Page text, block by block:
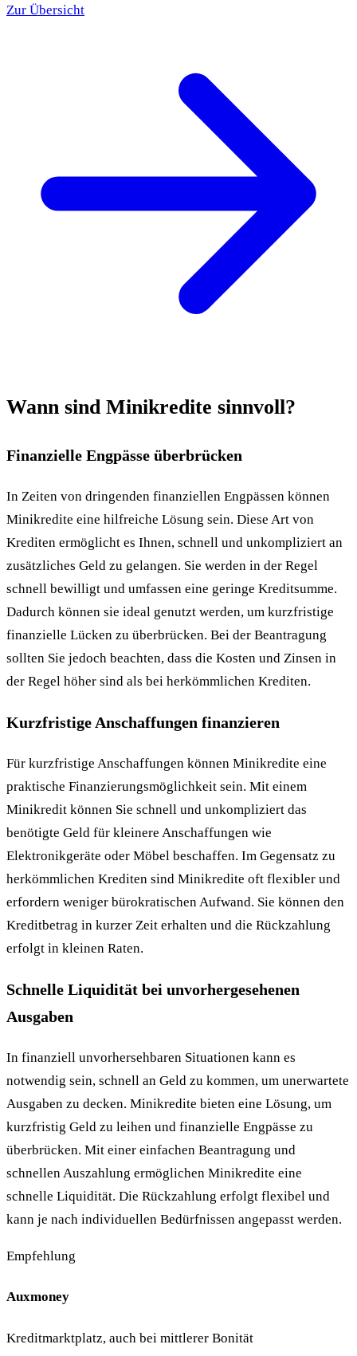
Zur Übersicht
Wann sind Minikredite sinnvoll?
Finanzielle Engpässe überbrücken
In Zeiten von dringenden finanziellen Engpässen können
Minikredite eine hilfreiche Lösung sein. Diese Art von
Krediten ermöglicht es Ihnen, schnell und unkompliziert an
zusätzliches Geld zu gelangen. Sie werden in der Regel
schnell bewilligt und umfassen eine geringe Kreditsumme.
Dadurch können sie ideal genutzt werden, um kurzfristige
finanzielle Lücken zu überbrücken. Bei der Beantragung
sollten Sie jedoch beachten, dass die Kosten und Zinsen in
der Regel höher sind als bei herkömmlichen Krediten.
Kurzfristige Anschaffungen finanzieren
Für kurzfristige Anschaffungen können Minikredite eine
praktische Finanzierungsmöglichkeit sein. Mit einem
Minikredit können Sie schnell und unkompliziert das
benötigte Geld für kleinere Anschaffungen wie
Elektronikgeräte oder Möbel beschaffen. Im Gegensatz zu
herkömmlichen Krediten sind Minikredite oft flexibler und
erfordern weniger bürokratischen Aufwand. Sie können den
Kreditbetrag in kurzer Zeit erhalten und die Rückzahlung
erfolgt in kleinen Raten.
Schnelle Liquidität bei unvorhergesehenen
Ausgaben
In finanziell unvorhersehbaren Situationen kann es
notwendig sein, schnell an Geld zu kommen, um unerwartete
Ausgaben zu decken. Minikredite bieten eine Lösung, um
kurzfristig Geld zu leihen und finanzielle Engpässe zu
überbrücken. Mit einer einfachen Beantragung und
schnellen Auszahlung ermöglichen Minikredite eine
schnelle Liquidität. Die Rückzahlung erfolgt flexibel und
kann je nach individuellen Bedürfnissen angepasst werden.
Empfehlung
Auxmoney
Kreditmarktplatz, auch bei mittlerer Bonität